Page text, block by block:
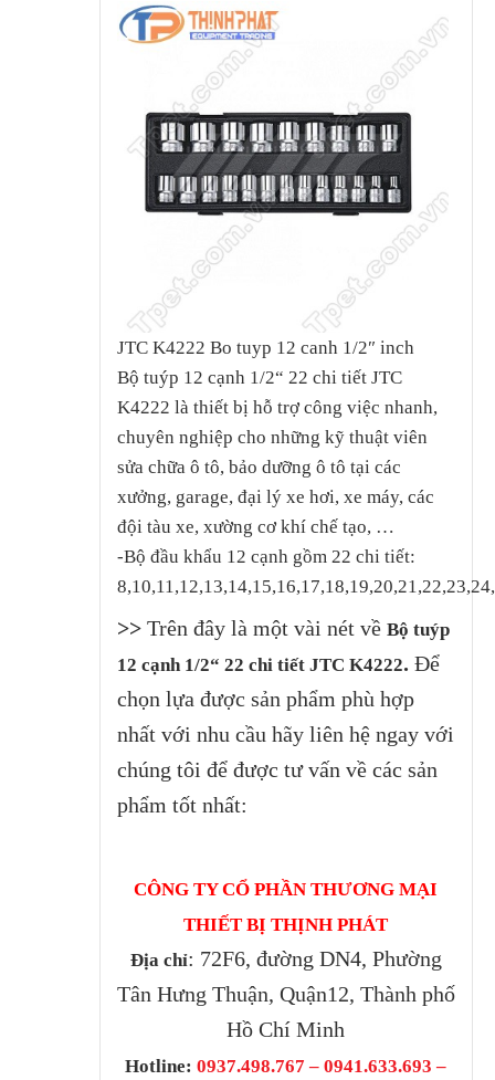
JTC K4222 Bo tuyp 12 canh 1/2″ inch
Bộ tuýp 12 cạnh 1/2“ 22 chi tiết JTC
K4222 là thiết bị hỗ trợ công việc nhanh,
chuyên nghiệp cho những kỹ thuật viên
sửa chữa ô tô, bảo dưỡng ô tô tại các
xưởng, garage, đại lý xe hơi, xe máy, các
đội tàu xe, xường cơ khí chế tạo, …
-Bộ đầu khẩu 12 cạnh gồm 22 chi tiết:
>>Trên đây là một vài nét về Bộ tuýp
12 cạnh 1/2“ 22 chi tiết JTC K4222. Để
chọn lựa được sản phẩm phù hợp
nhất với nhu cầu hãy liên hệ ngay với
chúng tôi để được tư vấn về các sản
phẩm tốt nhất:
CÔNG TY CỔ PHẦN THƯƠNG MẠI
THIẾT BỊ THỊNH PHÁT
Địa chỉ: 72F6, đường DN4, Phường
Tân Hưng Thuận, Quận12, Thành phố
Hồ Chí Minh
Hotline: 0937.498.767 – 0941.633.693 –